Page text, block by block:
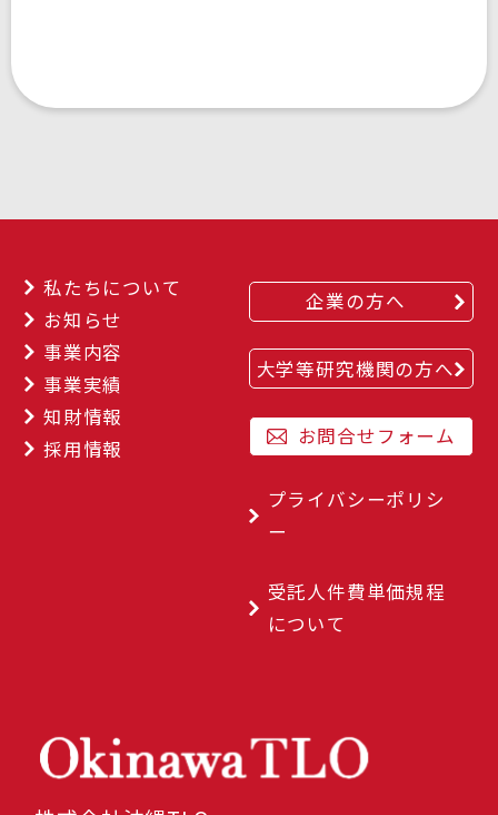
私たちについて
お知らせ
事業内容
事業実績
知財情報
採用情報
企業の方へ
大学等研究機関の方へ
お問合せフォーム
プライバシーポリシ
ー
受託人件費単価規程
について